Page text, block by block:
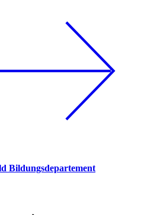
Bildungsdepartement